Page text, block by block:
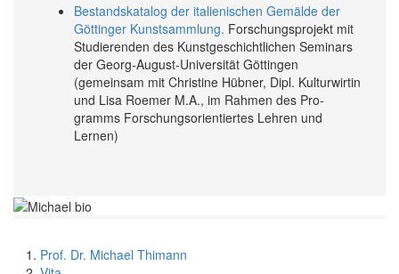
Bestandskatalog der italienischen Gemälde der
Göttinger Kunstsammlung. Forschungsprojekt mit
Studierenden des Kunstgeschichtlichen Seminars
der Georg-August-Universität Göttingen
(gemeinsam mit Christine Hübner, Dipl. Kulturwirtin
und Lisa Roemer M.A., im Rahmen des Pro­
gramms Forschungs­orientiertes Lehren und
Lernen)
Prof. Dr. Michael Thimann